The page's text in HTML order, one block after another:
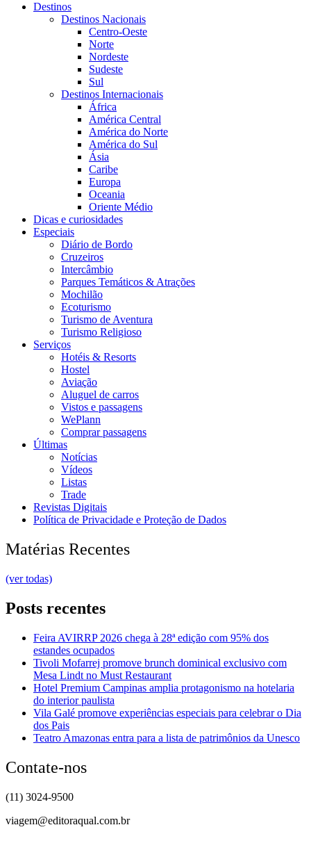
Destinos
Destinos Nacionais
Centro-Oeste
Norte
Nordeste
Sudeste
Sul
Destinos Internacionais
África
América Central
América do Norte
América do Sul
Ásia
Caribe
Europa
Oceania
Oriente Médio
Dicas e curiosidades
Especiais
Diário de Bordo
Cruzeiros
Intercâmbio
Parques Temáticos & Atrações
Mochilão
Ecoturismo
Turismo de Aventura
Turismo Religioso
Serviços
Hotéis & Resorts
Hostel
Aviação
Aluguel de carros
Vistos e passagens
WePlann
Comprar passagens
Últimas
Notícias
Vídeos
Listas
Trade
Revistas Digitais
Política de Privacidade e Proteção de Dados
Matérias Recentes
(ver todas)
Posts recentes
Feira AVIRRP 2026 chega à 28ª edição com 95% dos
estandes ocupados
Tivoli Mofarrej promove brunch dominical exclusivo com
Mesa Lindt no Must Restaurant
Hotel Premium Campinas amplia protagonismo na hotelaria
do interior paulista
Vila Galé promove experiências especiais para celebrar o Dia
dos Pais
Teatro Amazonas entra para a lista de patrimônios da Unesco
Contate-nos
(11) 3024-9500
viagem@editoraqual.com.br